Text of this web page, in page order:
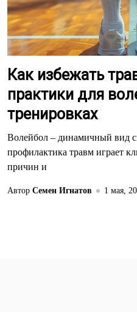
Как избежать
практики для
тренировках
Волейбол – динамичный вид
профилактика травм играет
причин и
Автор Семен Игнатов 1 мая,